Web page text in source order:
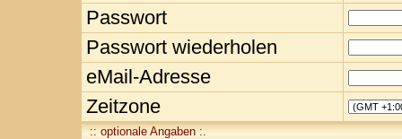
Passwort
Passwort wiederholen
eMail-Adresse
Zeitzone
:: optionale Angaben :.